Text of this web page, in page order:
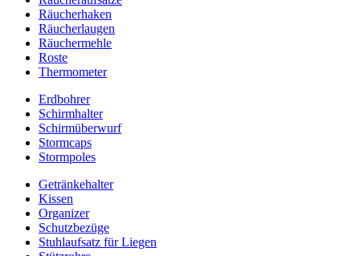
Räucherhaken
Räucherlaugen
Räuchermehle
Roste
Thermometer
Erdbohrer
Schirmhalter
Schirmüberwurf
Stormcaps
Stormpoles
Getränkehalter
Kissen
Organizer
Schutzbezüge
Stuhlaufsatz für Liegen